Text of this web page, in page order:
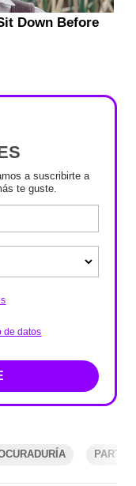
a suscribirte a
te guste.
de datos